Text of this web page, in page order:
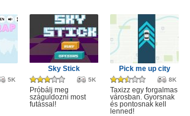
5K
Sky Stick
5K
Próbálj meg
száguldozni most
futással!
Pick me up city
8K
Taxizz egy forgalmas
városban. Gyorsnak
és pontosnak kell
lenned!